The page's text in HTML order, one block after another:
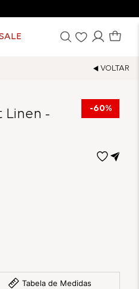
60%
Linen -
Tabela de Medidas